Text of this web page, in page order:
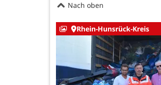
Nach oben
Rhein-Hunsrück-Kreis